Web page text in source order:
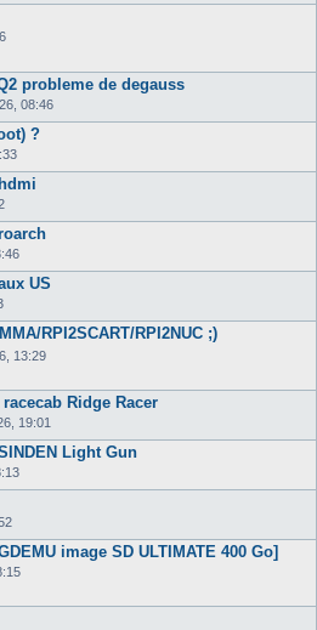
probleme de degauss
08:46
?
US
RPI2SCART/RPI2NUC ;)
13:29
Ridge Racer
19:01
Light Gun
image SD ULTIMATE 400 Go]